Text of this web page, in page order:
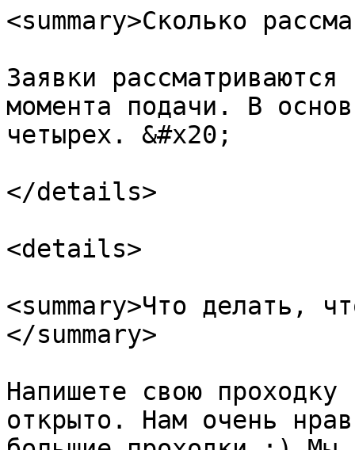
<summary>Сколько
Заявки
момента подачи. В
четырех. &#x20;
</details>
<details>
<summary>Что делать,
</summary>
Напишете свою
открыто. Нам очень